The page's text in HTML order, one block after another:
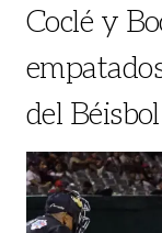
Coclé y
del